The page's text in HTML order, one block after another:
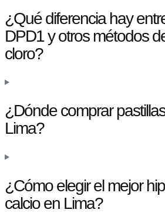
¿Qué diferencia hay
DPD1 y otros métodos
cloro?
¿Dónde comprar
Lima?
¿Cómo elegir el mejor
calcio en Lima?